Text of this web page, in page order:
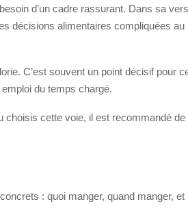
d’un cadre rassurant. Dans sa
décisions alimentaires compliquées au
C’est souvent un point décisif pour
du temps chargé.
choisis cette voie, il est recommandé de
: quoi manger, quand manger, et